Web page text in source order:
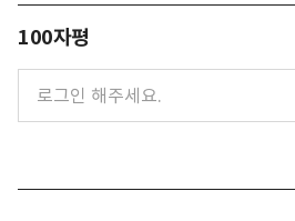
100자평